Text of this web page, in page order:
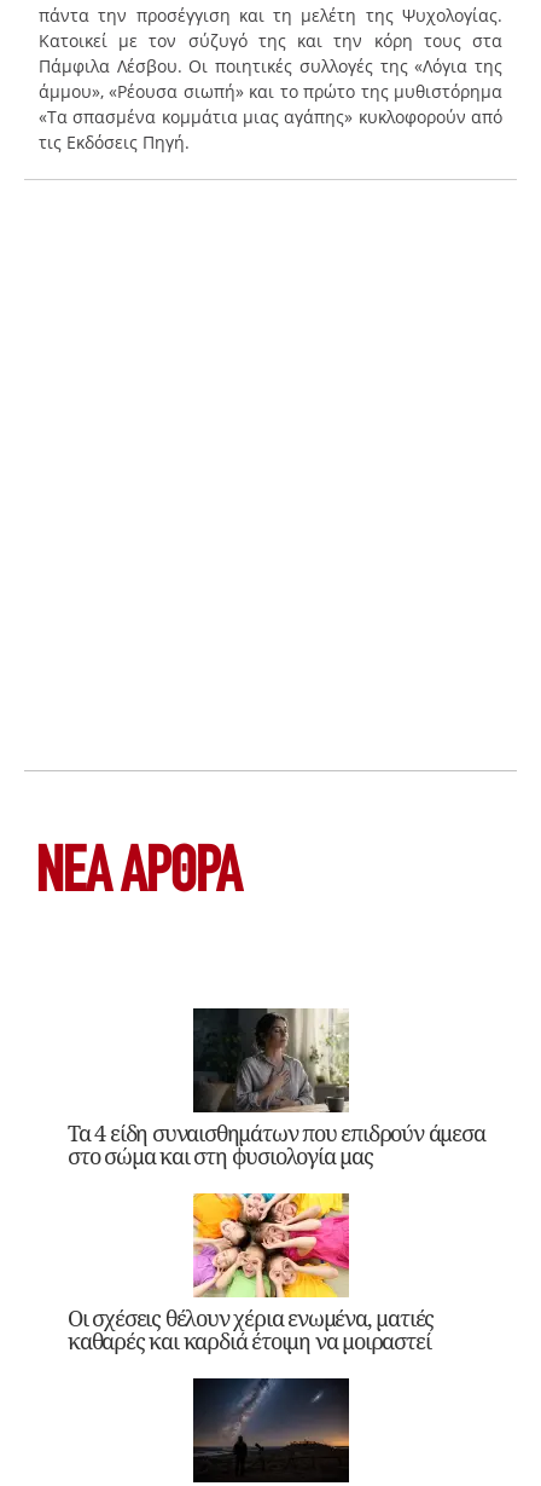
πάντα την προσέγγιση και τη μελέτη της Ψυχολογίας.
Κατοικεί με τον σύζυγό της και την κόρη τους στα
Πάμφιλα Λέσβου. Οι ποιητικές συλλογές της «Λόγια της
άμμου», «Ρέουσα σιωπή» και το πρώτο της μυθιστόρημα
«Τα σπασμένα κομμάτια μιας αγάπης» κυκλοφορούν από
τις Εκδόσεις Πηγή.
ΝΕΑ ΆΡΘΡΑ
Τα 4 είδη συναισθημάτων που επιδρούν άμεσα
στο σώμα και στη φυσιολογία μας
Οι σχέσεις θέλουν χέρια ενωμένα, ματιές
καθαρές και καρδιά έτοιμη να μοιραστεί